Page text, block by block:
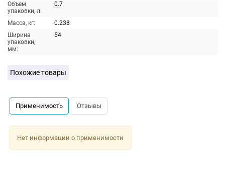
Объем
упаковки, л:
0.7
Масса, кг:
0.238
Ширина
упаковки,
мм:
54
Похожие товары
Применимость Отзывы
Нет информации о применимости